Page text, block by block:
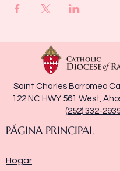
Saint Charles Borromeo
122 NC HWY 561 West,
(252) 332-
PÁGINA PRINCIPAL
Hogar